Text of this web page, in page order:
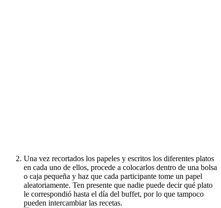
Una vez recortados los papeles y escritos los diferentes platos
en cada uno de ellos, procede a colocarlos dentro de una bolsa
o caja pequeña y haz que cada participante tome un papel
aleatoriamente. Ten presente que nadie puede decir qué plato
le correspondió hasta el día del buffet, por lo que tampoco
pueden intercambiar las recetas.